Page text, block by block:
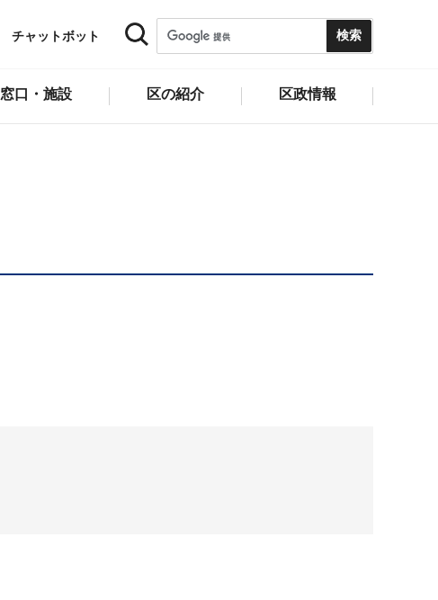
チャットボット
窓口・施設 区の紹介 区政情報